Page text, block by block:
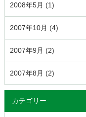
2008年5月 (1)
2007年10月 (4)
2007年9月 (2)
2007年8月 (2)
カテゴリー